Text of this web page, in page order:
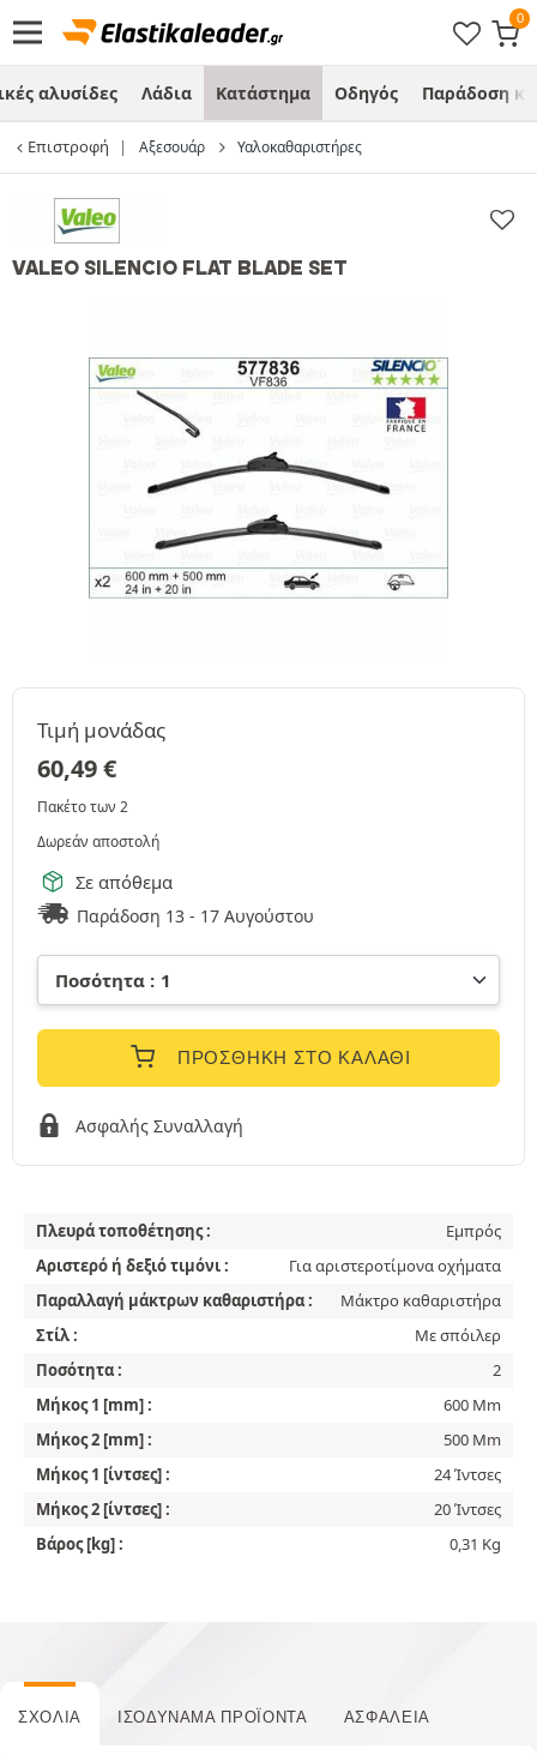
αλυσίδες Λάδια Κατάστημα Οδηγός Παράδοση
Επιστροφή Αξεσουάρ Υαλοκαθαριστήρες
VALEO SILENCIO FLAT BLADE SET
Τιμή μονάδας
60,49€
Πακέτο των 2
Δωρεάν αποστολή
Σε απόθεμα
Παράδοση 13 - 17 Αυγούστου
ΠΡΟΣΘΉΚΗ ΣΤΟ ΚΑΛΆΘΙ
Ασφαλής Συναλλαγή
Πλευρά τοποθέτησης :
Εμπρός
Αριστερό ή δεξιό τιμόνι :
Για αριστεροτίμονα οχήματα
Παραλλαγή μάκτρων καθαριστήρα :
Μάκτρο καθαριστήρα
Στίλ :
Με σπόιλερ
Ποσότητα :
2
Μήκος 1 [mm] :
600 Mm
Μήκος 2 [mm] :
500 Mm
Μήκος 1 [ίντσες] :
24 Ίντσες
Μήκος 2 [ίντσες] :
20 Ίντσες
Βάρος [kg] :
0,31 Kg
ΣΧΌΛΙΑ ΙΣΟΔΎΝΑΜΑ ΠΡΟΪΌΝΤΑ ΑΣΦΆΛΕΙΑ